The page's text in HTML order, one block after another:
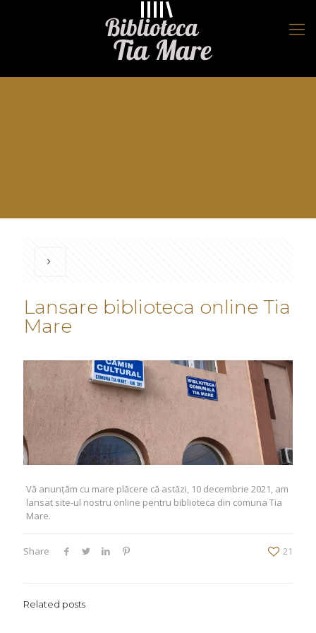
Lansare biblioteca online Tia
Mare
Vă anunțăm cu mare plăcere că astăzi, 10 decembrie 2021, am
lansat site-ul nostru online pentru biblioteca din comuna Tia
Mare.
Share 21
Related posts